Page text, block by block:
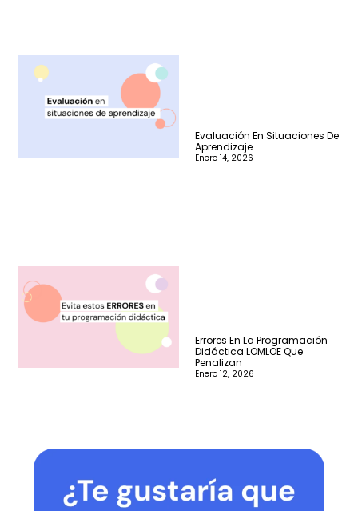
Evaluación En Situaciones De
Aprendizaje
Enero 14, 2026
Errores En La Programación
Didáctica LOMLOE Que
Penalizan
Enero 12, 2026